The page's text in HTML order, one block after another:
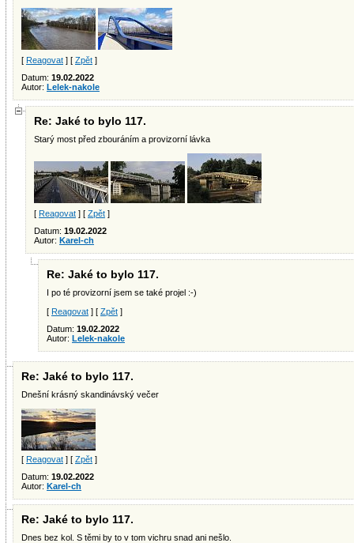
[ Reagovat ] [ Zpět ]
Datum: 19.02.2022
Autor: Lelek-nakole
Re: Jaké to bylo 117.
Starý most před zbouráním a provizorní lávka
[ Reagovat ] [ Zpět ]
Datum: 19.02.2022
Autor: Karel-ch
Re: Jaké to bylo 117.
I po té provizorní jsem se také projel :-)
[ Reagovat ] [ Zpět ]
Datum: 19.02.2022
Autor: Lelek-nakole
Re: Jaké to bylo 117.
Dnešní krásný skandinávský večer
[ Reagovat ] [ Zpět ]
Datum: 19.02.2022
Autor: Karel-ch
Re: Jaké to bylo 117.
Dnes bez kol. S těmi by to v tom vichru snad ani nešlo.